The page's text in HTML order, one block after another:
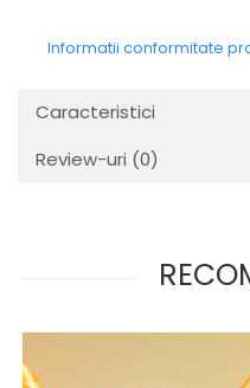
Informatii conformitate
Caracteristici
Review-uri (0)